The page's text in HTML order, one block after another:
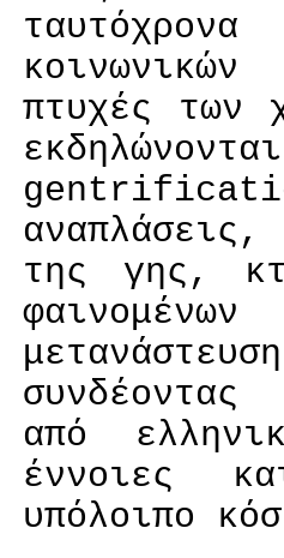
κοινωνικών
πτυχές των
της γης,
συνδέοντας
από
έννοιες
υπόλοιπο